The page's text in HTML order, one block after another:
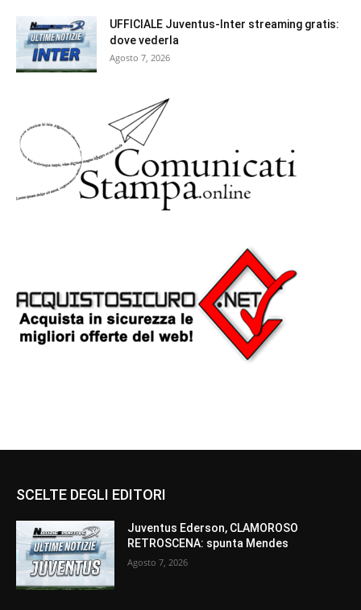
UFFICIALE Juventus-Inter streaming gratis:
dove vederla
Agosto 7, 2026
SCELTE DEGLI EDITORI
Juventus Ederson, CLAMOROSO
RETROSCENA: spunta Mendes
Agosto 7, 2026